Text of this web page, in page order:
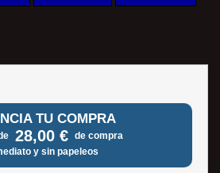
TU COMPRA
28,00 € de compra
y sin papeleos